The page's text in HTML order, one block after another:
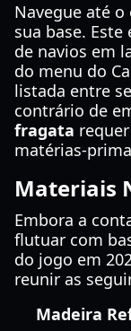
Navegue até
sua base.
de navios em
do menu do
listada entre
contrário de
fragata
matérias-
Materiais
Embora a
flutuar com
do jogo em
reunir as
Madeira